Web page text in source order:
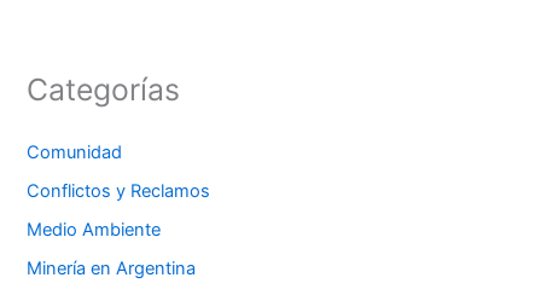
Categorías
Comunidad
Conflictos y Reclamos
Medio Ambiente
Minería en Argentina